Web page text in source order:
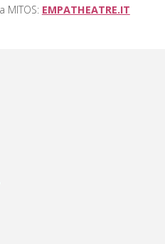
MITOS: EMPATHEATRE.IT